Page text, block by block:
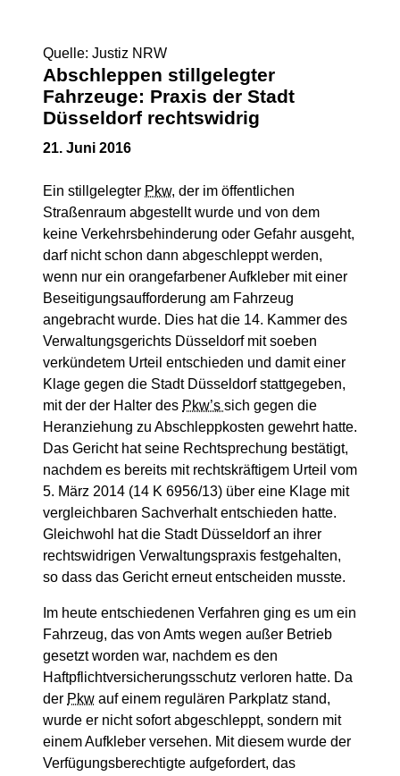
Quelle: Justiz NRW
Abschleppen stillgelegter
Fahrzeuge: Praxis der Stadt
Düsseldorf rechtswidrig
21. Juni 2016
Ein stillgelegter Pkw, der im öffentlichen
Straßenraum abgestellt wurde und von dem
keine Verkehrsbehinderung oder Gefahr ausgeht,
darf nicht schon dann abgeschleppt werden,
wenn nur ein orangefarbener Aufkleber mit einer
Beseitigungsaufforderung am Fahrzeug
angebracht wurde. Dies hat die 14. Kammer des
Verwaltungsgerichts Düsseldorf mit soeben
verkündetem Urteil entschieden und damit einer
Klage gegen die Stadt Düsseldorf stattgegeben,
mit der der Halter des Pkw’s sich gegen die
Heranziehung zu Abschleppkosten gewehrt hatte.
Das Gericht hat seine Rechtsprechung bestätigt,
nachdem es bereits mit rechtskräftigem Urteil vom
5. März 2014 (14 K 6956/13) über eine Klage mit
vergleichbaren Sachverhalt entschieden hatte.
Gleichwohl hat die Stadt Düsseldorf an ihrer
rechtswidrigen Verwaltungspraxis festgehalten,
so dass das Gericht erneut entscheiden musste.
Im heute entschiedenen Verfahren ging es um ein
Fahrzeug, das von Amts wegen außer Betrieb
gesetzt worden war, nachdem es den
Haftpflichtversicherungsschutz verloren hatte. Da
der Pkw auf einem regulären Parkplatz stand,
wurde er nicht sofort abgeschleppt, sondern mit
einem Aufkleber versehen. Mit diesem wurde der
Verfügungsberechtigte aufgefordert, das